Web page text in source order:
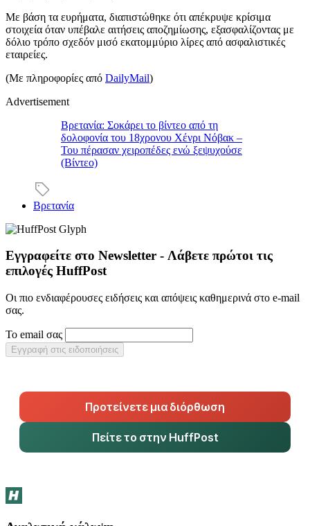
Με βάση τα ευρήματα, διαπιστώθηκε ότι απέκρυψε κρίσιμα
στοιχεία όταν υπέβαλε αιτήσεις αποζημίωσης, εξασφαλίζοντας με
δόλιο τρόπο σχεδόν μισό εκατομμύριο λίρες από ασφαλιστικές
εταιρείες.
(Με πληροφορίες από DailyMail)
Advertisement
Βρετανία: Σοκάρει το βίντεο από τη
δολοφονία του 18χρονου Χένρι Νόβακ –
Του πέρασαν χειροπέδες ενώ ξεψυχούσε
(Βίντεο)
Βρετανία
Εγγραφείτε στο Newsletter - Λάβετε πρώτοι τις
επιλογές HuffPost
Οι πιο ενδιαφέρουσες ειδήσεις και απόψεις καθημερινά στο e-mail
σας.
Το email σας
Εγγραφή στις ειδοποιήσεις
Προτείνετε μια διόρθωση
Πείτε το στην HuffPost